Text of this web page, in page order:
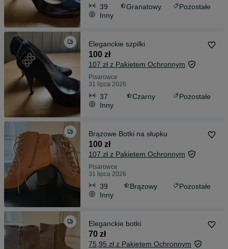
39 Granatowy
Pozostałe
Inny
Eleganckie szpilki
100 zł
107 zł z Pakietem Ochronnym
Pisarowce
31 lipca 2026
37 Czarny
Pozostałe
Inny
Brązowe Botki na słupku
100 zł
107 zł z Pakietem Ochronnym
Pisarowce
31 lipca 2026
39 Brązowy
Pozostałe
Inny
Eleganckie botki
70 zł
75,95 zł z Pakietem Ochronnym